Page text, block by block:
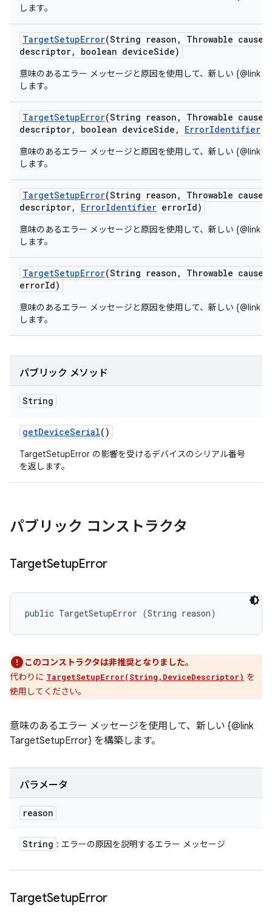
します。
TargetSetupError(String reason , Throwable cause
descriptor, boolean deviceSide)
意味のあるエラー メッセージと原因を使用して、新しい {@link
します。
TargetSetupError(String reason , Throwable cause
descriptor, boolean deviceSide , ErrorIdentifier
意味のあるエラー メッセージと原因を使用して、新しい {@link
します。
TargetSetupError(String reason , Throwable cause
descriptor, ErrorIdentifier errorId)
意味のあるエラー メッセージと原因を使用して、新しい {@link
します。
TargetSetupError(String reason , Throwable cause
errorId)
意味のあるエラー メッセージと原因を使用して、新しい {@link
します。
パブリック メソッド
String
getDeviceSerial()
TargetSetupError の影響を受けるデバイスのシリアル番号
を返します。
パブリック コンストラクタ
TargetSetupError
public TargetSetupError (String reason)
このコンストラクタは非推奨となりました。
代わりに TargetSetupError(String,DeviceDescriptor) を
使用してください。
意味のあるエラー メッセージを使用して、新しい {@link
TargetSetupError} を構築します。
パラメータ
reason
String : エラーの原因を説明するエラー メッセージ
TargetSetupError